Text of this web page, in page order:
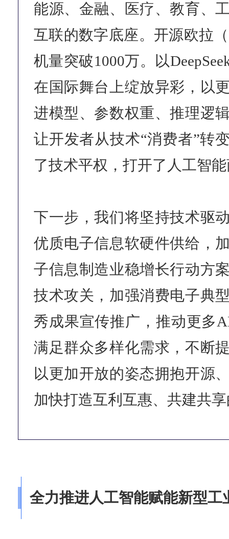
能源、金融、医疗、教育、
互联的数字底座。开源欧拉
机量突破1000万。以
在国际舞台上绽放异彩，以
进模型、参数权重、推理逻
让开发者从技术“消费者”转
了技术平权，打开了人工智
下一步，我们将坚持技术驱
优质电子信息软硬件供给，
子信息制造业稳增长行动方
技术攻关，加强消费电子典
秀成果宣传推广，推动更多
满足群众多样化需求，不断
以更加开放的姿态拥抱开源
加快打造互利互惠、共建共
全力推进人工智能赋能新型工